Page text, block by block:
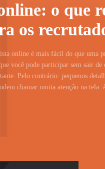
o que
os
online é mais fácil do que uma
você pode participar sem sair de
Pelo contrário: pequenos
chamar muita atenção na tela.